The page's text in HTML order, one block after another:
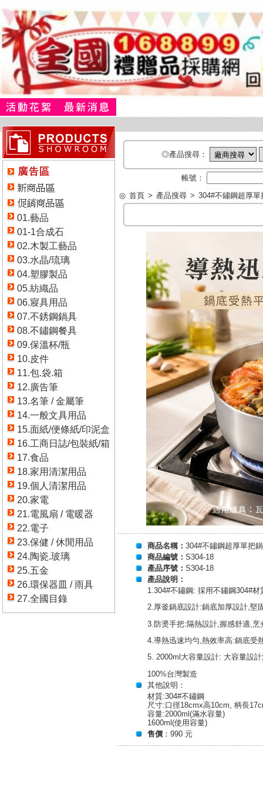
01.藝品
01-1合成石
02.木製工藝品
03.水晶/琉璃
04.塑膠製品
05.紡織品
06.寢具用品
07.不銹鋼鍋具
08.不鏽鋼餐具
09.保溫杯/瓶
10.皮件
11.包.袋.箱
12.廣告筆
13.名筆 / 金屬筆
14.一般文具用品
15.面紙/便條紙/印泥盒
16.工商日誌/包裝紙/箱
17.食品
18.家用清潔用品
19.個人清潔用品
20.家電
21.電風扇 / 電暖器
22.電子
23.保健 / 休閒用品
24.陶瓷.玻璃
25.五金
26.環保器皿 / 雨具
27.全國目錄
◎產品搜尋：
帳號：
◎ 首頁 > 產品搜尋 > 304#不鏽鋼超厚單
商品名稱： 304#不鏽鋼超厚單把
商品編號： S304-18
產品序號： S304-18
產品說明：
1.304#不鏽鋼: 採用不鏽鋼304#
2.厚釜鍋底設計:鍋底加厚設計,堅
3.防燙手把:隔熱設計,握感舒適,烹
4.導熱迅速均勻,熱效率高:鍋底受
5. 2000ml大容量設計: 大容量設
100%台灣製造
其他說明：
材質:304#不鏽鋼
尺寸:口徑18cmx高10cm, 柄長
容量:2000ml(滿水容量)
1600ml(使用容量)
售價 ：990 元